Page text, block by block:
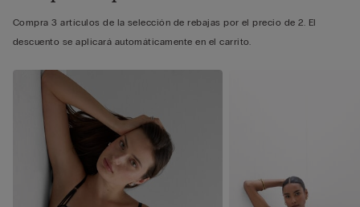
Compra 3 artículos de la selección de rebajas por el precio de 2. El
descuento se aplicará automáticamente en el carrito.